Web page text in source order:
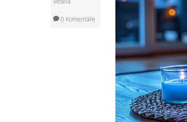
0 Komentáře